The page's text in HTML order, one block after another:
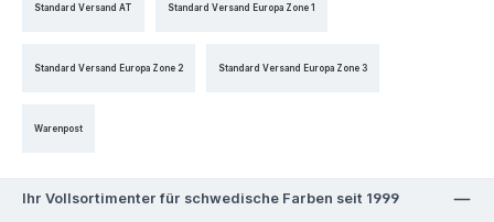
Standard Versand AT Standard Versand Europa Zone 1
Standard Versand Europa Zone 2 Standard Versand Europa Zone 3
Warenpost
Ihr Vollsortimenter für schwedische Farben seit 1999